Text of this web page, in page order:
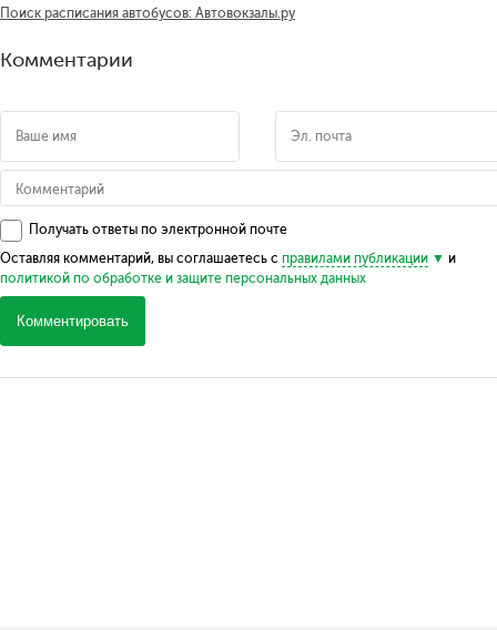
Поиск расписания автобусов: Автовокзалы.ру
Комментарии
Получать ответы по электронной почте
Оставляя комментарий, вы соглашаетесь с правилами публикации
и
политикой по обработке и защите персональных данных
Комментировать